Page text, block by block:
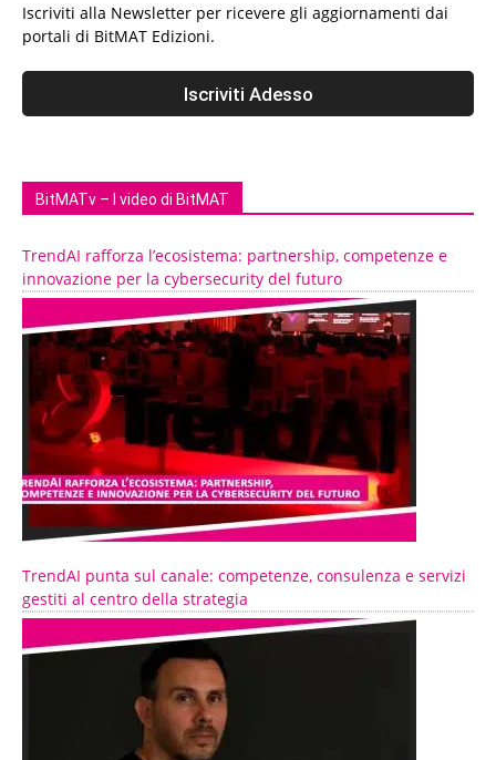
Iscriviti alla Newsletter per ricevere gli aggiornamenti dai
portali di BitMAT Edizioni.
BitMATv – I video di BitMAT
TrendAI rafforza l’ecosistema: partnership, competenze e
innovazione per la cybersecurity del futuro
TrendAI punta sul canale: competenze, consulenza e servizi
gestiti al centro della strategia